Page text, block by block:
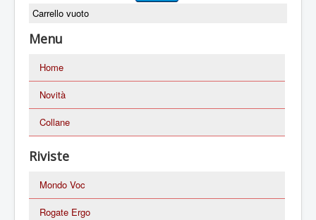
Carrello vuoto
Menu
Home
Novità
Collane
Riviste
Mondo Voc
Rogate Ergo